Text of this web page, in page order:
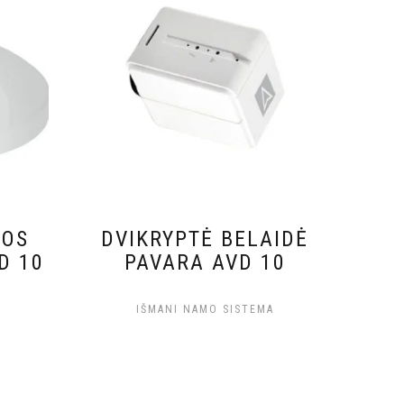
10
DVIKRYPTĖ BELAIDĖ
PAVARA AVD 10
IŠMANI NAMO SISTEMA